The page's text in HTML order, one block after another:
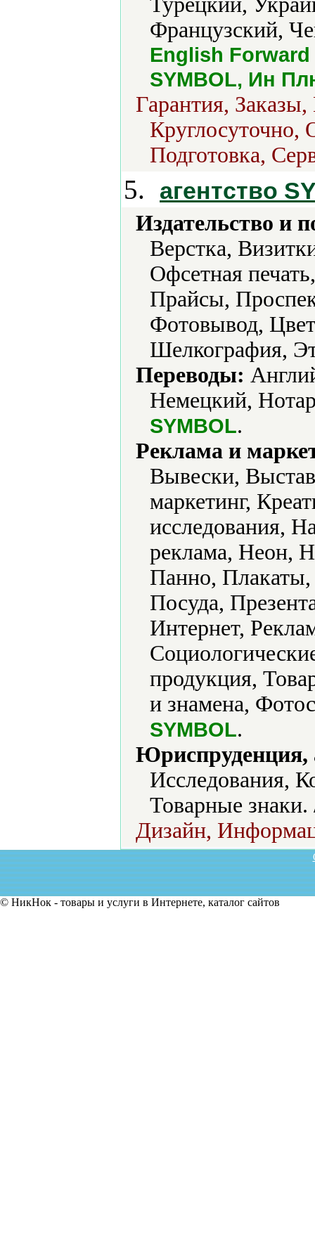
Французский,
English Forward
SYMBOL, Ин
Гарантия,
Подготовка,
5. агентство
Издательство и
Верстка,
Офсетная
Прайсы,
Фотовывод,
Шелкография,
Переводы:
Немецкий,
SYMBOL.
Реклама и
Вывески,
маркетинг,
исследования,
реклама, Неон,
Панно,
Посуда,
Интернет,
продукция,
и знамена,
SYMBOL.
Юриспруденция,
Исследования,
Товарные
Дизайн,
© НикНок - товары и услуги в Интернете, каталог сайтов